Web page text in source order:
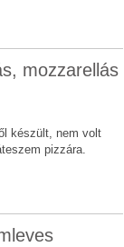
mozzarellás
készült, nem volt
pizzára.